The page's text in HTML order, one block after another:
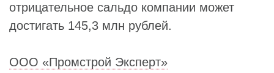
отрицательное сальдо компании может
достигать 145,3 млн рублей.
ООО «Промстрой Эксперт»